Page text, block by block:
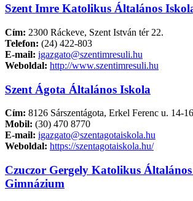
Szent Imre Katolikus Általános
Cím: 2300 Ráckeve, Szent István tér 22.
Telefon: (24) 422-803
E-mail: igazgato@szentimresuli.hu
Weboldal: http://www.szentimresuli.hu
Szent Ágota Általános Iskola
Cím: 8126 Sárszentágota, Erkel Ferenc u. 14-
Mobil: (30) 470 8770
E-mail: igazgato@szentagotaiskola.hu
Weboldal: https://szentagotaiskola.hu/
Czuczor Gergely Katolikus Általános
Gimnázium